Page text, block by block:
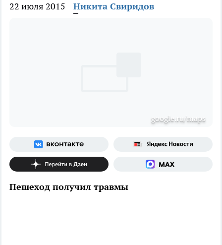
22 июля 2015 Никита Свиридов
google.ru/maps
Пешеход получил травмы